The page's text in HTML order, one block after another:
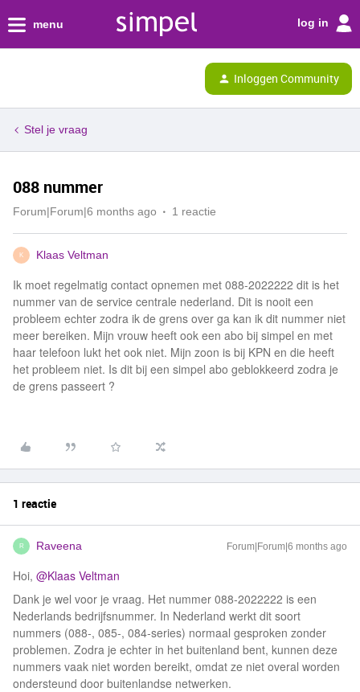
menu log in
Inloggen Community
Stel je vraag
088 nummer
Forum|Forum|6 months ago 1 reactie
K Klaas Veltman
Ik moet regelmatig contact opnemen met 088-2022222 dit is het
nummer van de service centrale nederland. Dit is nooit een
probleem echter zodra ik de grens over ga kan ik dit nummer niet
meer bereiken. Mijn vrouw heeft ook een abo bij simpel en met
haar telefoon lukt het ook niet. Mijn zoon is bij KPN en die heeft
het probleem niet. Is dit bij een simpel abo geblokkeerd zodra je
de grens passeert ?
1 reactie
R Raveena Forum|Forum|6 months ago
Hoi, ​ @Klaas Veltman
Dank je wel voor je vraag. Het nummer 088‑2022222 is een
Nederlands bedrijfsnummer. In Nederland werkt dit soort
nummers (088‑, 085‑, 084‑series) normaal gesproken zonder
problemen. Zodra je echter in het buitenland bent, kunnen deze
nummers vaak niet worden bereikt, omdat ze niet overal worden
ondersteund door buitenlandse netwerken.